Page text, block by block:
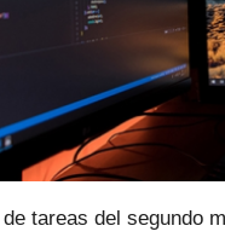
tareas del segundo